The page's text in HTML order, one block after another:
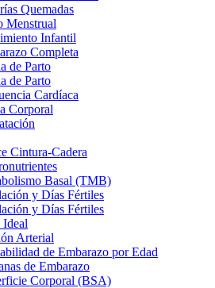
Quemadas
Menstrual
Infantil
Completa
de Parto
de Parto
Cardíaca
Corporal
Cintura-Cadera
Basal (TMB)
y Días Fértiles
y Días Fértiles
Ideal
Arterial
de Embarazo por Edad
de Embarazo
Corporal (BSA)